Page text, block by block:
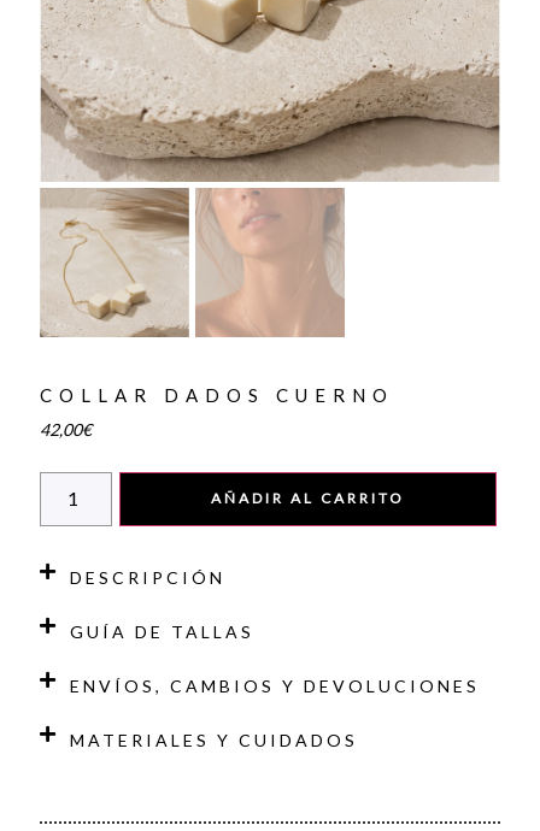
COLLAR DADOS CUERNO
42,00€
AÑADIR AL CARRITO
DESCRIPCIÓN
GUÍA DE TALLAS
ENVÍOS, CAMBIOS Y DEVOLUCIONES
MATERIALES Y CUIDADOS